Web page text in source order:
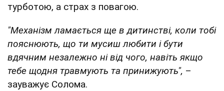
турботою, а страх з повагою.
"Механізм ламається ще в дитинстві, коли тобі
пояснюють, що ти мусиш любити і бути
вдячним незалежно ні від чого, навіть якщо
тебе щодня травмують та принижують", –
зауважує Солома.